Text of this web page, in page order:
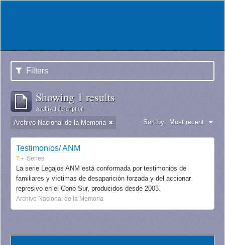
Filters
Showing 1 results
Archival description
Archivo Nacional de la Memoria Sort by: Most recent
Testimonios/ ANM
T Series
La serie Legajos ANM está conformada por testimonios de
familiares y víctimas de desaparición forzada y del accionar
represivo en el Cono Sur, producidos desde 2003.
Archivo Nacional de la Memoria